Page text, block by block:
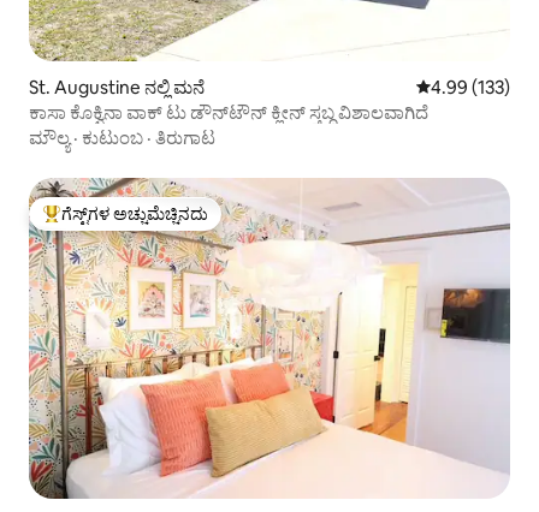
St. Augustine ನಲ್ಲಿ ಮನೆ 5 ರಲ್ಲಿ 4.99
4.99 (133)
ಕಾಸಾ ಕೊಕ್ವಿನಾ ವಾಕ್ ಟು ಡೌನ್‌ಟೌನ್ ಕ್ಲೀನ್ ಸ್ತಬ್ಧ ವಿಶಾಲವಾಗಿದೆ
ಮೌಲ್ಯ· ಕುಟುಂಬ · ತಿರುಗಾಟ
ಗೆಸ್ಟ್‌ಗಳಿಗೆ ಅತಿ ಹೆಚ್ಚು ಅಚ್ಚುಮೆಚ್ಚಿನದು
ಗೆಸ್ಟ್‌ಗಳ ಅಚ್ಚುಮೆಚ್ಚಿನದು